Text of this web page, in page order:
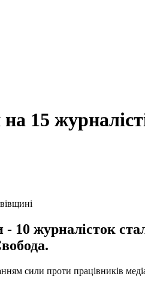
15
- 10 журналісток
сили проти працівників